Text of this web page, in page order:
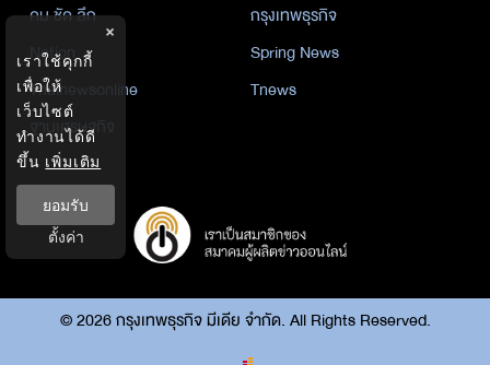
คม ชัด ลึก
กรุงเทพธุรกิจ
Nation
Spring News
Thainewsonline
Tnews
ฐานเศรษฐกิจ
©2026กรุงเทพธุรกิจ มีเดีย จำกัด. All Rights Reserved.
×
เราใช้คุกกี้
เพื่อให้
เว็บไซต์
ทำงานได้ดี
ขึ้น เพิ่มเติม
ยอมรับ
ตั้งค่า